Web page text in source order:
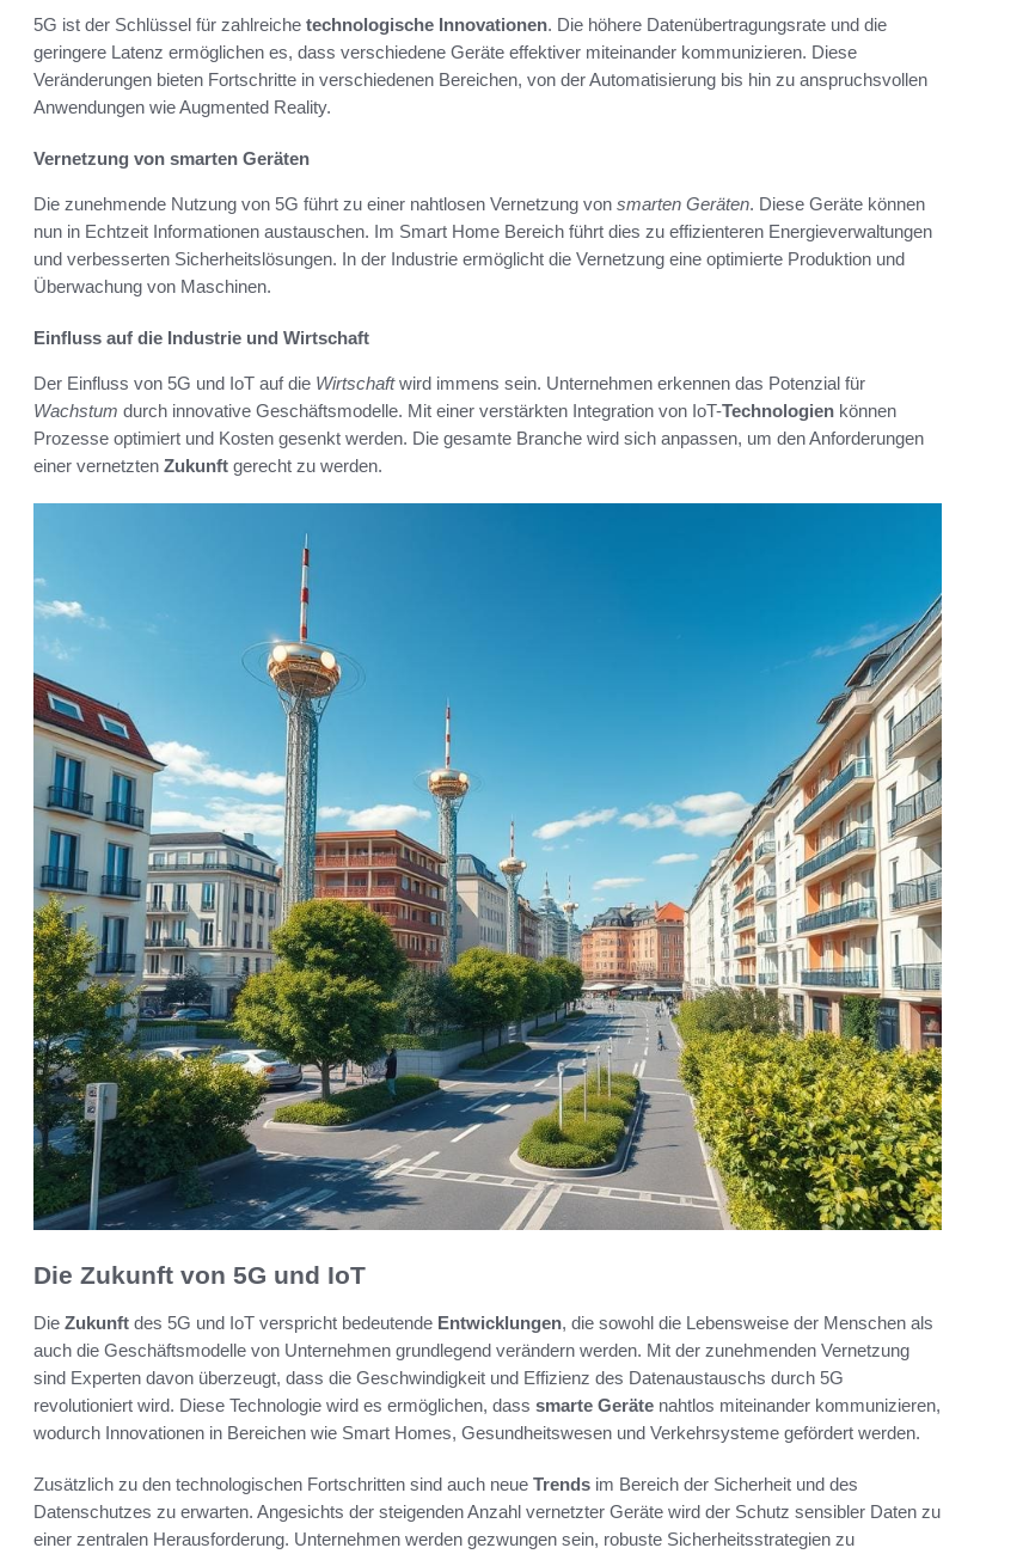
5G ist der Schlüssel für zahlreiche technologische Innovationen. Die höhere Datenübertragungsrate und die
geringere Latenz ermöglichen es, dass verschiedene Geräte effektiver miteinander kommunizieren. Diese
Veränderungen bieten Fortschritte in verschiedenen Bereichen, von der Automatisierung bis hin zu anspruchsvollen
Anwendungen wie Augmented Reality.
Vernetzung von smarten Geräten
Die zunehmende Nutzung von 5G führt zu einer nahtlosen Vernetzung von smarten Geräten. Diese Geräte können
nun in Echtzeit Informationen austauschen. Im Smart Home Bereich führt dies zu effizienteren Energieverwaltungen
und verbesserten Sicherheitslösungen. In der Industrie ermöglicht die Vernetzung eine optimierte Produktion und
Überwachung von Maschinen.
Einfluss auf die Industrie und Wirtschaft
Der Einfluss von 5G und IoT auf die Wirtschaftwird immens sein. Unternehmen erkennen das Potenzial für
Wachstum durch innovative Geschäftsmodelle. Mit einer verstärkten Integration von IoT-Technologien können
Prozesse optimiert und Kosten gesenkt werden. Die gesamte Branche wird sich anpassen, um den Anforderungen
einer vernetzten Zukunft gerecht zu werden.
Die Zukunft von 5G und IoT
Die Zukunft des 5G und IoT verspricht bedeutende Entwicklungen, die sowohl die Lebensweise der Menschen als
auch die Geschäftsmodelle von Unternehmen grundlegend verändern werden. Mit der zunehmenden Vernetzung
sind Experten davon überzeugt, dass die Geschwindigkeit und Effizienz des Datenaustauschs durch 5G
revolutioniert wird. Diese Technologie wird es ermöglichen, dass smarte Geräte nahtlos miteinander kommunizieren,
wodurch Innovationen in Bereichen wie Smart Homes, Gesundheitswesen und Verkehrsysteme gefördert werden.
Zusätzlich zu den technologischen Fortschritten sind auch neue Trends im Bereich der Sicherheit und des
Datenschutzes zu erwarten. Angesichts der steigenden Anzahl vernetzter Geräte wird der Schutz sensibler Daten zu
einer zentralen Herausforderung. Unternehmen werden gezwungen sein, robuste Sicherheitsstrategien zu